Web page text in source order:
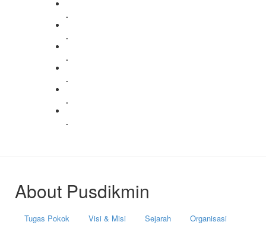
.
.
.
.
.
.
About Pusdikmin
Tugas Pokok Visi & Misi Sejarah Organisasi